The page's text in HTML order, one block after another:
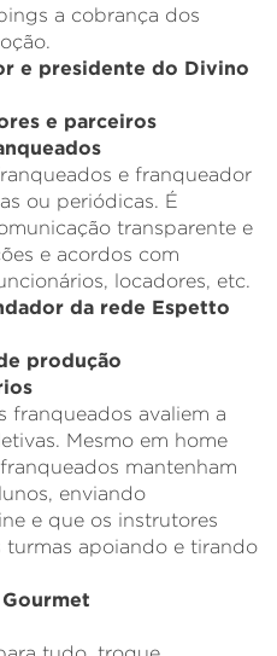
a cobrança dos
e presidente do Divino
e parceiros
e franqueador
ou periódicas. É
transparente e
e acordos com
locadores, etc.
da rede Espetto
produção
franqueados avaliem a
Mesmo em home
mantenham
enviando
e que os instrutores
apoiando e tirando